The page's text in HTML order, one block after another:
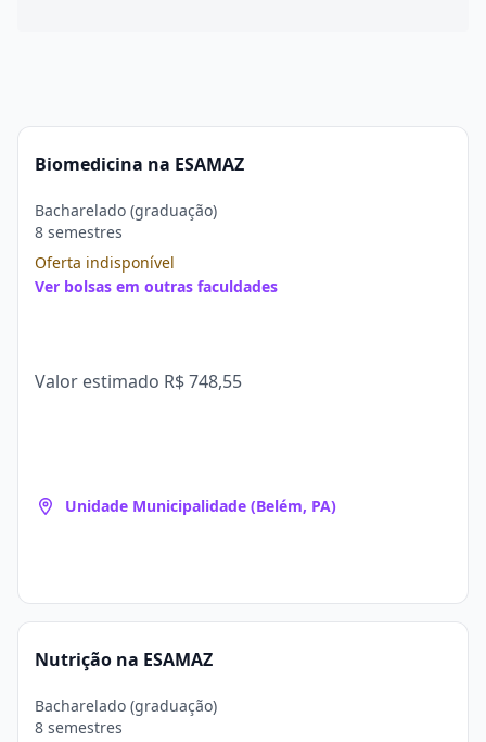
Biomedicina na ESAMAZ
Bacharelado (graduação)
8 semestres
Oferta indisponível
Ver bolsas em outras faculdades
Valor estimado R$ 748,55
Unidade Municipalidade (Belém, PA)
Nutrição na ESAMAZ
Bacharelado (graduação)
8 semestres